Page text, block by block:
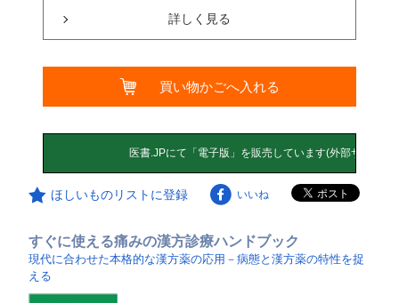
詳しく見る
買い物かごへ入れる
ほしいものリストに登録 いいね
すぐに使える痛みの漢方診療ハンドブック
現代に合わせた本格的な漢方薬の応用－病態と漢方薬の特性を捉
える